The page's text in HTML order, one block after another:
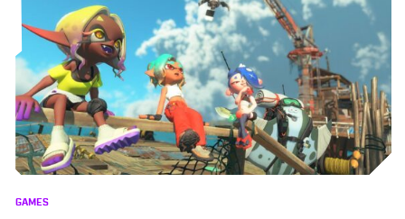
GAMES